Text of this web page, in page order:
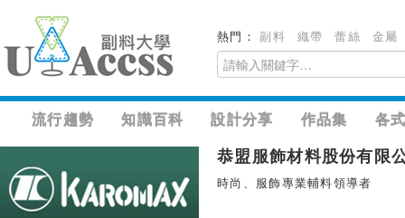
熱門：副料 織帶 蕾絲 金屬
流行趨勢 知識百科 設計分享 作品集 各
恭盟服飾材料股份有限
時尚、服飾專業輔料領導者